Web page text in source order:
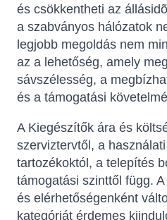
és csökkentheti az
a szabványos hálózatok
legjobb megoldás nem
az a lehetőség, amely
sávszélesség, a
és a támogatási
A Kiegészítők ára és
szerviztervtől, a
tartozékoktól, a telepítés
támogatási szinttől függ.
és elérhetőségenként
kategóriát érdemes